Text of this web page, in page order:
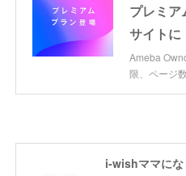
プレミア
サイトに
Ameba
限、ページ
i-wishママにな